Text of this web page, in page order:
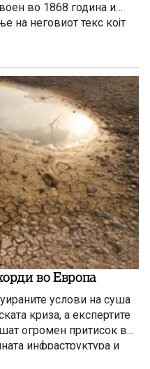
во 1868 година и
на неговиот текс којт
секој роден во САД
во Европа
услови на суша
огромен притисок врз
инфраструктура и